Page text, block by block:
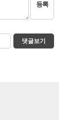
등록
댓글보기